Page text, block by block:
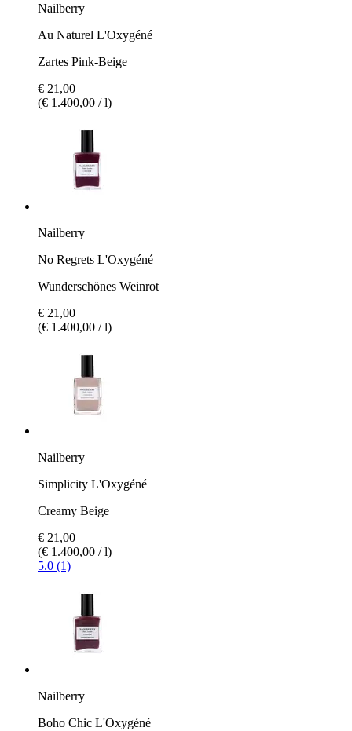
Nailberry
Au Naturel L'Oxygéné
Zartes Pink-Beige
€ 21,00
(€ 1.400,00 / l)
Nailberry
No Regrets L'Oxygéné
Wunderschönes Weinrot
€ 21,00
(€ 1.400,00 / l)
Nailberry
Simplicity L'Oxygéné
Creamy Beige
€ 21,00
(€ 1.400,00 / l)
5.0 (1)
Nailberry
Boho Chic L'Oxygéné